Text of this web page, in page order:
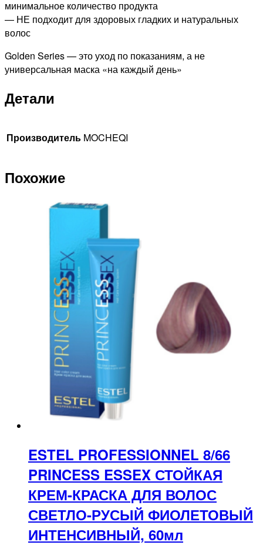
минимальное количество продукта
— НЕ подходит для здоровых гладких и натуральных
волос
Golden Series — это уход по показаниям, а не
универсальная маска «на каждый день»
Детали
Производитель MOCHEQI
Похожие
ESTEL PROFESSIONNEL 8/66
PRINCESS ESSEX СТОЙКАЯ
КРЕМ-КРАСКА ДЛЯ ВОЛОС
СВЕТЛО-РУСЫЙ ФИОЛЕТОВЫЙ
ИНТЕНСИВНЫЙ, 60мл